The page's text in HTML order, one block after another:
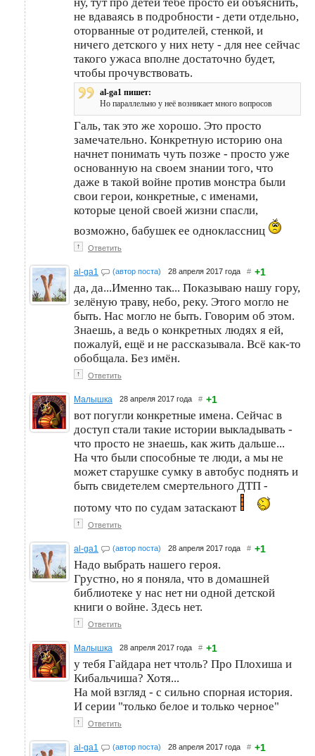
ну, тут про детей тебе просто ей объяснить,
не вдаваясь в подробности - дети отдельно,
оторванные от родителей, стенкой, и
ничего детского у них нету - для нее сейчас
такого ужаса вполне достаточно будет,
чтобы прочувствовать.
al-ga1 пишет:
Но параллельно у неё возникает много вопросов
Галь, так это же хорошо. Это просто
замечательно. Конкретную историю она
начнет понимать чуть позже - просто уже
основанную на своем знании того, что
даже в такой войне против монстра были
свои герои, конкретные, с именами,
которые ценой своей жизни спасли,
возможно, бабушек ее одноклассниц
↑ Ответить
al-ga1 (автор поста) 28 апреля 2017 года # +1
да, да...Именно так... Показываю нашу гору,
зелёную траву, небо, реку. Этого могло не
быть. Нас могло не быть. Говорим об этом.
Знаешь, а ведь о конкретных людях я ей,
пожалуй, ещё и не рассказывала. Всё как-то
обобщала. Без имён.
↑ Ответить
Малышка 28 апреля 2017 года # +1
вот погугли конкретные имена. Сейчас в
доступ стали такие истории выкладывать -
что просто не знаешь, как жить дальше...
На что были способные те люди, а мы не
может старушке сумку в автобус поднять и
быть свидетелем смертельного ДТП -
потому что по судам затаскают
↑ Ответить
al-ga1 (автор поста) 28 апреля 2017 года # +1
Надо выбрать нашего героя.
Грустно, но я поняла, что в домашней
библиотеке у нас нет ни одной детской
книги о войне. Здесь нет.
↑ Ответить
Малышка 28 апреля 2017 года # +1
у тебя Гайдара нет чтоль? Про Плохиша и
Кибальчиша? Хотя...
На мой взгляд - с сильно спорная история.
И серии "только белое и только черное"
↑ Ответить
al-ga1 (автор поста) 28 апреля 2017 года # +1